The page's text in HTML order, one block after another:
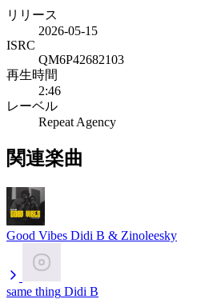
リリース
2026-05-15
ISRC
QM6P42682103
再生時間
2:46
レーベル
Repeat Agency
関連楽曲
Good Vibes Didi B & Zinoleesky
same thing Didi B